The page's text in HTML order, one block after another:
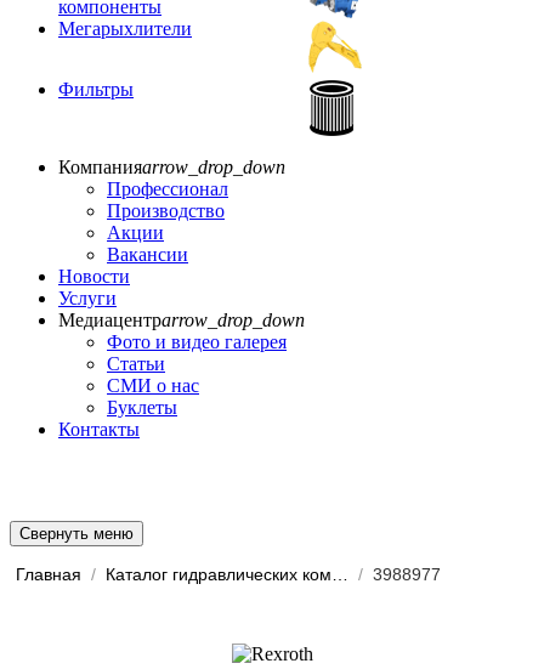
компоненты
Мегарыхлители
Фильтры
Компанияarrow_drop_down
Профессионал
Производство
Акции
Вакансии
Новости
Услуги
Медиацентрarrow_drop_down
Фото и видео галерея
Статьи
СМИ о нас
Буклеты
Контакты
Свернуть меню
Главная / / 3988977